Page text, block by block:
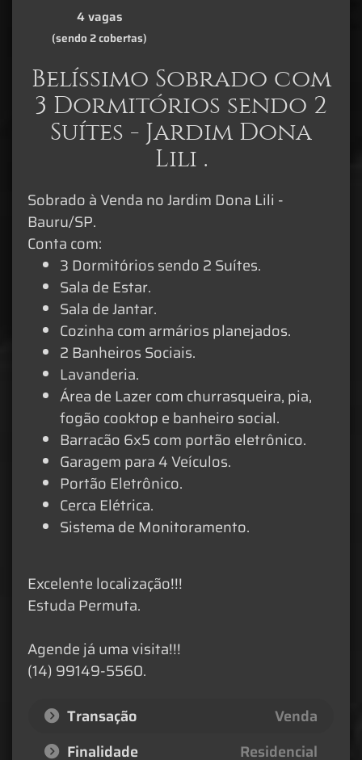
4 vagas
(sendo 2 cobertas)
Belíssimo Sobrado com
3 Dormitórios sendo 2
Suítes - Jardim Dona
Lili .
Sobrado à Venda no Jardim Dona Lili -
Bauru/SP.
Conta com:
3 Dormitórios sendo 2 Suítes.
Sala de Estar.
Sala de Jantar.
Cozinha com armários planejados.
2 Banheiros Sociais.
Lavanderia.
Área de Lazer com churrasqueira, pia,
fogão cooktop e banheiro social.
Barracão 6x5 com portão eletrônico.
Garagem para 4 Veículos.
Portão Eletrônico.
Cerca Elétrica.
Sistema de Monitoramento.
Excelente localização!!!
Estuda Permuta.
Agende já uma visita!!!
(14) 99149-5560.
Transação
Venda
Finalidade
Residencial